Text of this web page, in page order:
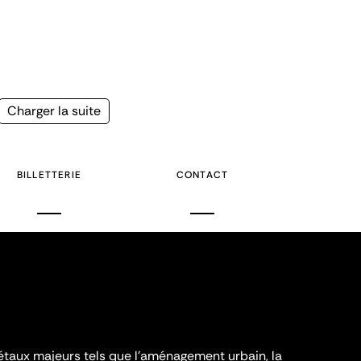
Page
Charger la suite
BILLETTERIE CONTACT
majeurs tels que l'aménagement urbain, la